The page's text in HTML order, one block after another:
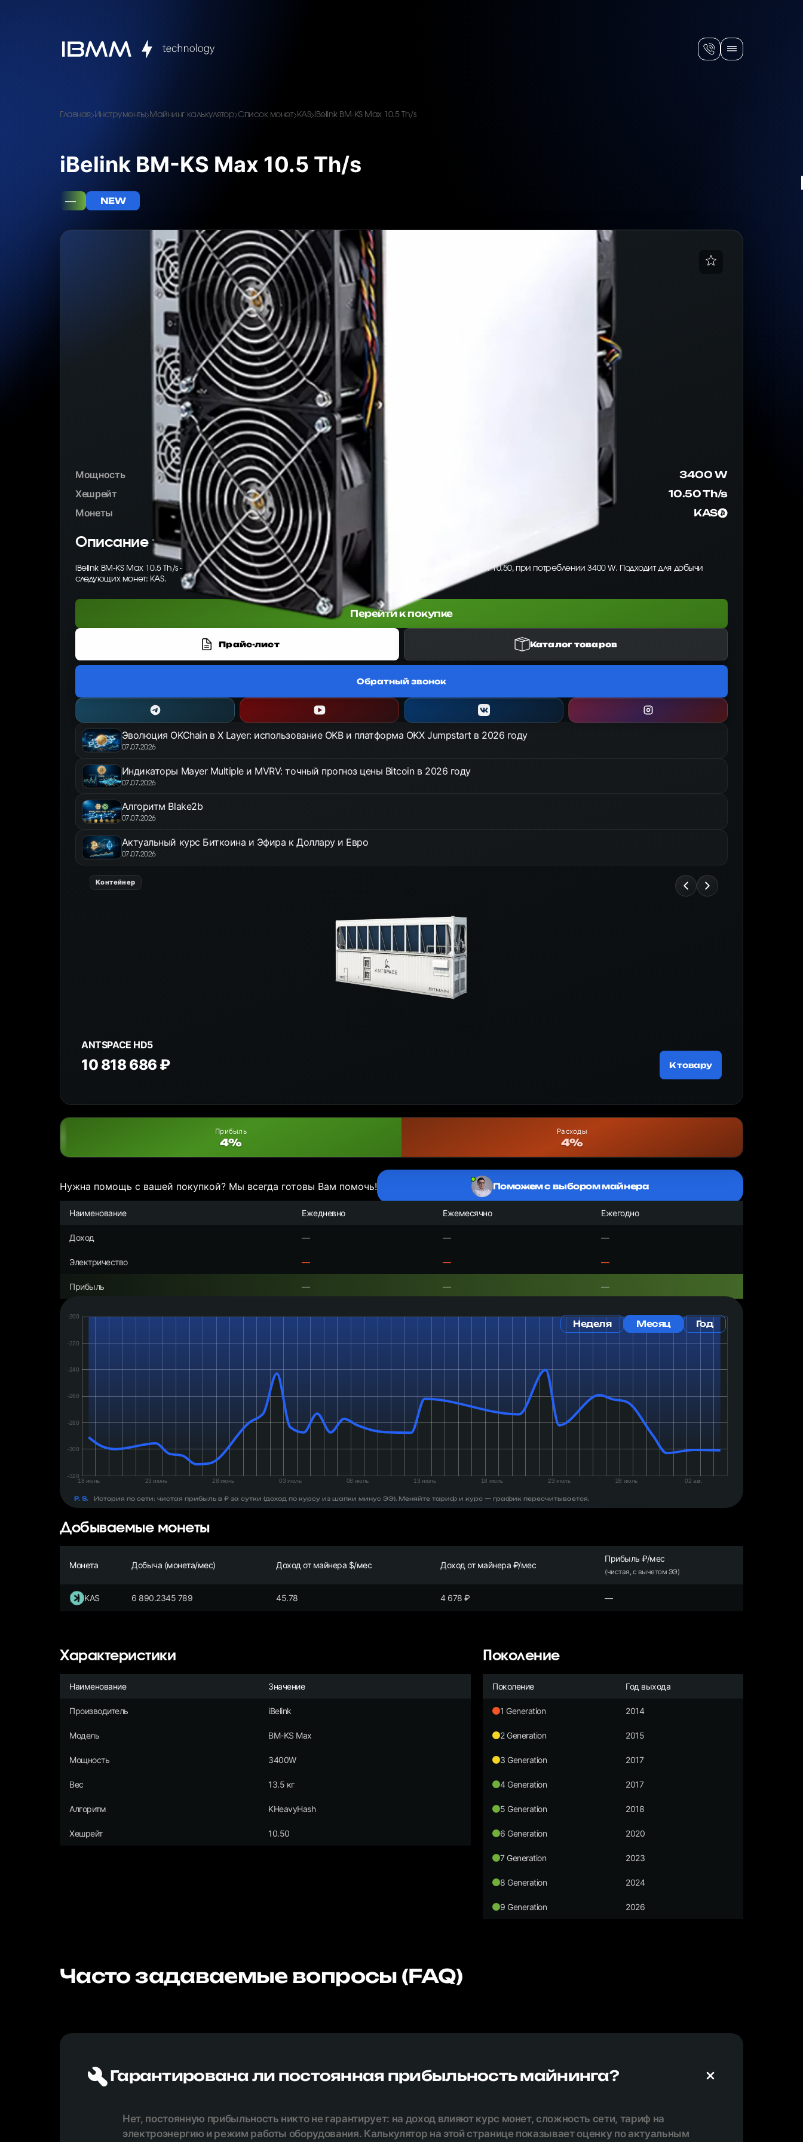
Главная Инструменты Майнинг калькулятор Список монет KAS iBelink BM-KS Max 10.5 Th/s
iBelink BM-KS Max 10.5 Th/s
— NEW
Мощность
3400 W
Хешрейт
10.50 Th/s
Монеты
KAS
Описание товара
iBelink BM-KS Max 10.5 Th/s — ASIC-майнер от iBelink для алгоритма KHeavyHash. Обеспечивает хешрейт 10.50, при потреблении 3400 W. Подходит для добычи
следующих монет: KAS.
Перейти к покупке
Прайс-лист Каталог товаров
Обратный звонок
Эволюция OKChain в X Layer: использование OKB и платформа OKX Jumpstart в 2026 году
07.07.2026
Индикаторы Mayer Multiple и MVRV: точный прогноз цены Bitcoin в 2026 году
07.07.2026
Алгоритм Blake2b
07.07.2026
Актуальный курс Биткоина и Эфира к Доллару и Евро
07.07.2026
Контейнер
ANTSPACE HD5
10 818 686 ₽ К товару
Прибыль
4%
Расходы
4%
Нужна помощь с вашей покупкой? Мы всегда готовы Вам помочь! Поможем с выбором майнера
Наименование Ежедневно Ежемесячно Ежегодно
Доход — — —
Электричество — — —
Прибыль — — —
Дата:
Неделя Месяц Год
P. S. История по сети: чистая прибыль в ₽ за сутки (доход по курсу из шапки минус ЭЭ). Меняйте тариф и курс — график пересчитывается.
Добываемые монеты
Монета Добыча (монета/мес) Доход от майнера $/мес Доход от майнера ₽/мес
Прибыль ₽/мес
(чистая, с вычетом ЭЭ)
KAS 6 890.2345 789 45.78 4 678 ₽ —
Характеристики
Наименование Значение
Производитель iBelink
Модель BM-KS Max
Мощность 3400W
Вес 13.5 кг
Алгоритм KHeavyHash
Хешрейт 10.50
Поколение
Поколение Год выхода
1 Generation 2014
2 Generation 2015
3 Generation 2017
4 Generation 2017
5 Generation 2018
6 Generation 2020
7 Generation 2023
8 Generation 2024
9 Generation 2026
Часто задаваемые вопросы (FAQ)
Гарантирована ли постоянная прибыльность майнинга?
Нет, постоянную прибыльность никто не гарантирует: на доход влияют курс монет, сложность сети, тариф на
электроэнергию и режим работы оборудования. Калькулятор на этой странице показывает оценку по актуальным